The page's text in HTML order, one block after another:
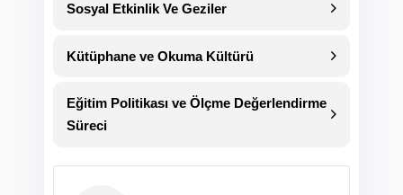
Sosyal Etkinlik Ve Geziler
Kütüphane ve Okuma Kültürü
Eğitim Politikası ve Ölçme Değerlendirme
Süreci